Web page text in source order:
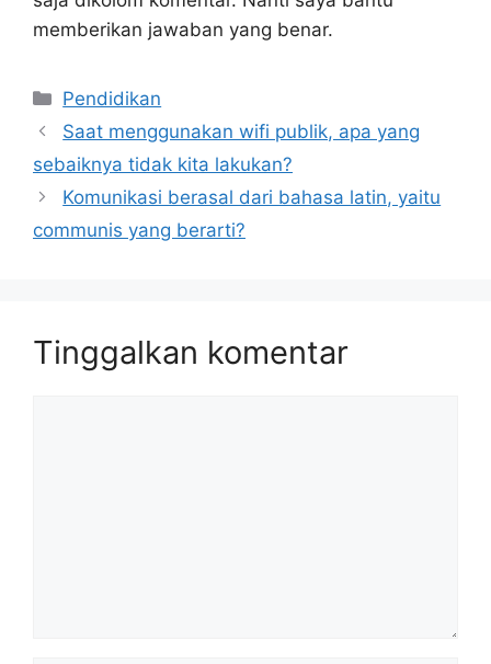
memberikan jawaban yang benar.
Kategori
Pendidikan
Saat menggunakan wifi publik, apa yang
sebaiknya tidak kita lakukan?
Komunikasi berasal dari bahasa latin, yaitu
communis yang berarti?
Tinggalkan komentar